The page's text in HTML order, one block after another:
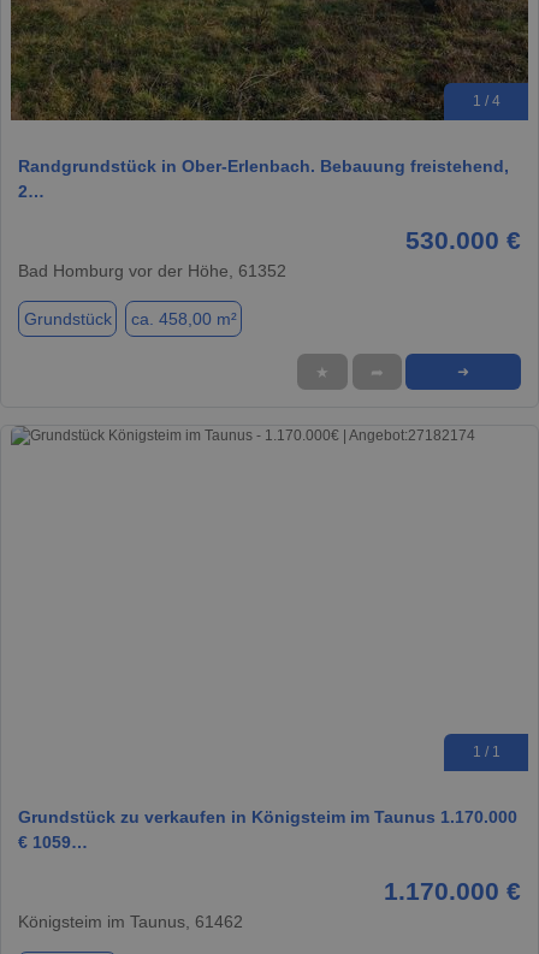
1 / 4
Randgrundstück in Ober-Erlenbach. Bebauung freistehend,
2…
530.000 €
Bad Homburg vor der Höhe, 61352
Grundstück ca. 458,00 m²
★ ➦ ➜
1 / 1
Grundstück zu verkaufen in Königsteim im Taunus 1.170.000
€ 1059…
1.170.000 €
Königsteim im Taunus, 61462